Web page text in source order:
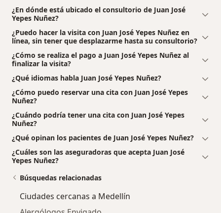
¿En dónde está ubicado el consultorio de Juan José
Yepes Nuñez?
¿Puedo hacer la visita con Juan José Yepes Nuñez en
línea, sin tener que desplazarme hasta su consultorio?
¿Cómo se realiza el pago a Juan José Yepes Nuñez al
finalizar la visita?
¿Qué idiomas habla Juan José Yepes Nuñez?
¿Cómo puedo reservar una cita con Juan José Yepes
Nuñez?
¿Cuándo podría tener una cita con Juan José Yepes
Nuñez?
¿Qué opinan los pacientes de Juan José Yepes Nuñez?
¿Cuáles son las aseguradoras que acepta Juan José
Yepes Nuñez?
Búsquedas relacionadas
Ciudades cercanas a Medellín